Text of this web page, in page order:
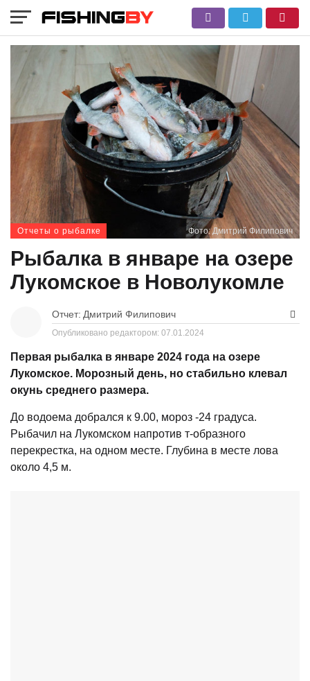
Фото: Дмитрий Филипович
Отчеты о рыбалке
Рыбалка в январе на озере
Лукомское в Новолукомле
Отчет: Дмитрий Филипович
Опубликовано редактором: 07.01.2024
Первая рыбалка в январе 2024 года на озере
Лукомское. Морозный день, но стабильно клевал
окунь среднего размера.
До водоема добрался к 9.00, мороз -24 градуса.
Рыбачил на Лукомском напротив т-образного
перекрестка, на одном месте. Глубина в месте лова
около 4,5 м.